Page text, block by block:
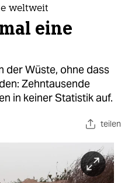
weltweit
eine
der Wüste, ohne dass
Zehntausende
in keiner Statistik auf.
teilen